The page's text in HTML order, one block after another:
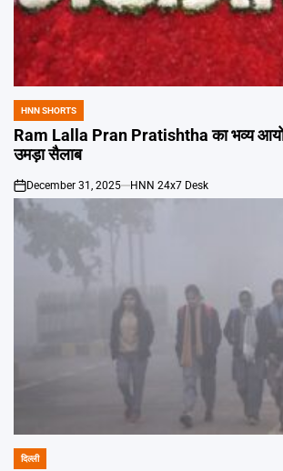
POSTED
IN
HNN SHORTS
Ram Lalla Pran Pratishtha का भव्य
उमड़ा सैलाब
on
December 31, 2025 HNN 24x7 Desk
POSTED
दिल्ली